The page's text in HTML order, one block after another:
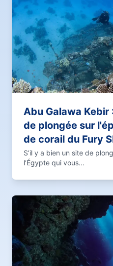
Abu Galawa Kebir
de plongée sur
de corail du Fury
S’il y a bien un site de
l’Égypte qui vous...